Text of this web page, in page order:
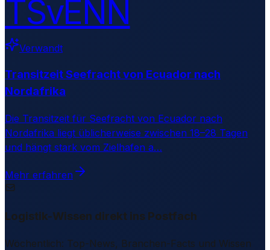
TSvENN
Verwandt
Transitzeit Seefracht von Ecuador nach
Nordafrika
Die Transitzeit für Seefracht von Ecuador nach
Nordafrika liegt üblicherweise zwischen 18–28 Tagen
und hängt stark vom Zielhafen a…
Mehr erfahren
Logistik-Wissen direkt ins Postfach
Wöchentlich: Top-News, Branchen-Facts und Wissen